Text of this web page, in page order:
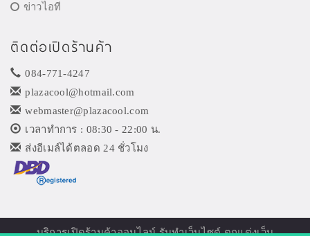
ข่าวไอที
ติดต่อเปิดร้านค้า
084-771-4247
plazacool@hotmail.com
webmaster@plazacool.com
เวลาทำการ : 08:30 - 22:00 น.
ส่งอีเมล์ได้ตลอด 24 ชั่วโมง
บริการเปิดร้านค้าออนไลน์รับทำเว็บไซต์ ตกแต่งเว็บ